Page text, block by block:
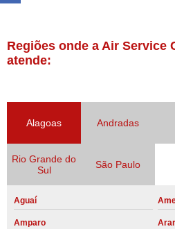
Regiões onde a Air Service
atende:
Alagoas Andradas
Rio Grande do
Sul
São Paulo
Aguaí
Amparo